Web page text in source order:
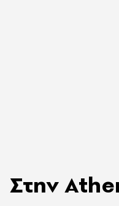
Στην